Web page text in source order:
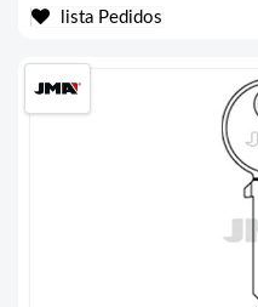
lista Pedidos